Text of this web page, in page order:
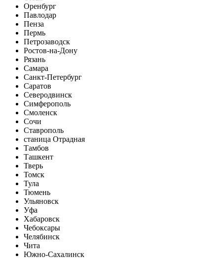
Оренбург
Павлодар
Пенза
Пермь
Петрозаводск
Ростов-на-Дону
Рязань
Самара
Санкт-Петербург
Саратов
Северодвинск
Симферополь
Смоленск
Сочи
Ставрополь
станица Отрадная
Тамбов
Ташкент
Тверь
Томск
Тула
Тюмень
Ульяновск
Уфа
Хабаровск
Чебоксары
Челябинск
Чита
Южно-Сахалинск